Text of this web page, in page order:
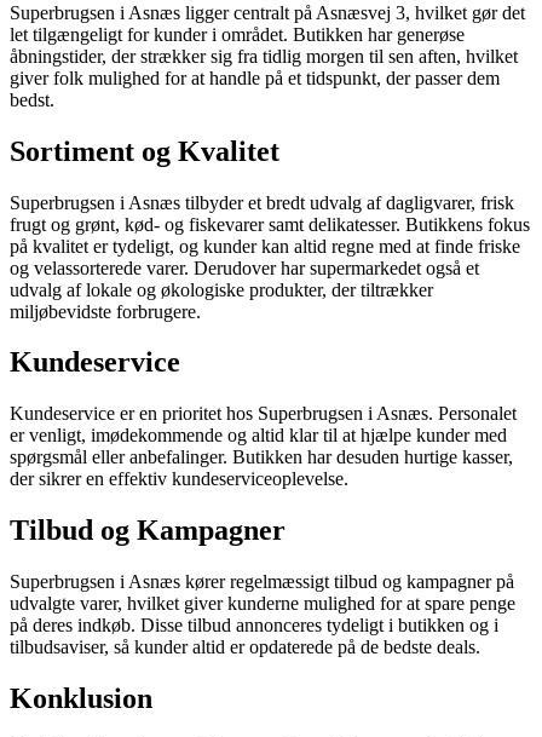
Superbrugsen i Asnæs ligger centralt på Asnæsvej 3, hvilket gør det
let tilgængeligt for kunder i området. Butikken har generøse
åbningstider, der strækker sig fra tidlig morgen til sen aften, hvilket
giver folk mulighed for at handle på et tidspunkt, der passer dem
bedst.
Sortiment og Kvalitet
Superbrugsen i Asnæs tilbyder et bredt udvalg af dagligvarer, frisk
frugt og grønt, kød- og fiskevarer samt delikatesser. Butikkens fokus
på kvalitet er tydeligt, og kunder kan altid regne med at finde friske
og velassorterede varer. Derudover har supermarkedet også et
udvalg af lokale og økologiske produkter, der tiltrækker
miljøbevidste forbrugere.
Kundeservice
Kundeservice er en prioritet hos Superbrugsen i Asnæs. Personalet
er venligt, imødekommende og altid klar til at hjælpe kunder med
spørgsmål eller anbefalinger. Butikken har desuden hurtige kasser,
der sikrer en effektiv kundeserviceoplevelse.
Tilbud og Kampagner
Superbrugsen i Asnæs kører regelmæssigt tilbud og kampagner på
udvalgte varer, hvilket giver kunderne mulighed for at spare penge
på deres indkøb. Disse tilbud annonceres tydeligt i butikken og i
tilbudsaviser, så kunder altid er opdaterede på de bedste deals.
Konklusion